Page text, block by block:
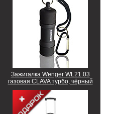
Зажигалка Wenger WL21.03
газовая CLAVA турбо, чёрный